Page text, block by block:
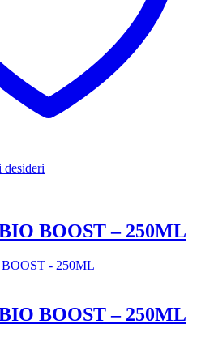
desideri
BOOST – 250ML
BOOST – 250ML